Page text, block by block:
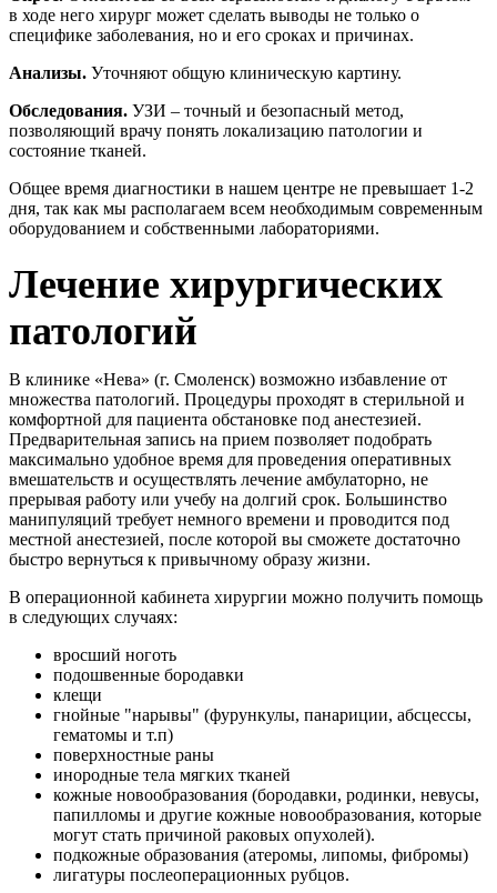
в ходе него хирург может сделать выводы не только о
специфике заболевания, но и его сроках и причинах.
Анализы. Уточняют общую клиническую картину.
Обследования. УЗИ – точный и безопасный метод,
позволяющий врачу понять локализацию патологии и
состояние тканей.
Общее время диагностики в нашем центре не превышает 1-2
дня, так как мы располагаем всем необходимым современным
оборудованием и собственными лабораториями.
Лечение хирургических
патологий
В клинике «Нева» (г. Смоленск) возможно избавление от
множества патологий. Процедуры проходят в стерильной и
комфортной для пациента обстановке под анестезией.
Предварительная запись на прием позволяет подобрать
максимально удобное время для проведения оперативных
вмешательств и осуществлять лечение амбулаторно, не
прерывая работу или учебу на долгий срок. Большинство
манипуляций требует немного времени и проводится под
местной анестезией, после которой вы сможете достаточно
быстро вернуться к привычному образу жизни.
В операционной кабинета хирургии можно получить помощь
в следующих случаях:
вросший ноготь
подошвенные бородавки
клещи
гнойные "нарывы" (фурункулы, панариции, абсцессы,
гематомы и т.п)
поверхностные раны
инородные тела мягких тканей
кожные новообразования (бородавки, родинки, невусы,
папилломы и другие кожные новообразования, которые
могут стать причиной раковых опухолей).
подкожные образования (атеромы, липомы, фибромы)
лигатуры послеоперационных рубцов.